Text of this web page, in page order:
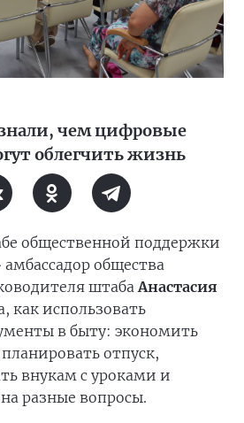
чем цифровые
облегчить жизнь
общественной поддержки
общества
штаба Анастасия
как использовать
в быту: экономить
отпуск,
внукам с уроками и
разные вопросы.